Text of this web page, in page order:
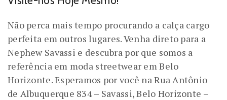
Não perca mais tempo procurando a calça cargo
perfeita em outros lugares. Venha direto para a
Nephew Savassi e descubra por que somos a
referência em moda streetwear em Belo
Horizonte. Esperamos por você na Rua Antônio
de Albuquerque 834 – Savassi, Belo Horizonte –